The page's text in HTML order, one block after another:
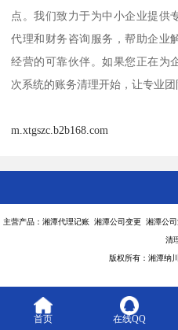
点。我们致力于为中小企业提供
代理和财务咨询服务，帮助企业
经营的可靠伙伴。如果您正在为
次系统的账务清理开始，让专业团
m.xtgszc.b2b168.com
主营产品：湘潭代理记账 湘潭公司变更 湘潭公
清
版权所有：湘潭纳
首页 在线QQ